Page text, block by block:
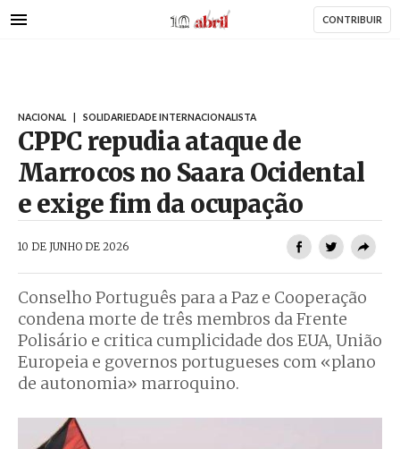
para
AbrilAbril CONTRIBUIR
NACIONAL SOLIDARIEDADE INTERNACIONALISTA
CPPC repudia ataque de
Marrocos no Saara Ocidental
e exige fim da ocupação
10 DE JUNHO DE 2026
Conselho Português para a Paz e Cooperação
condena morte de três membros da Frente
Polisário e critica cumplicidade dos EUA, União
Europeia e governos portugueses com «plano
de autonomia» marroquino.